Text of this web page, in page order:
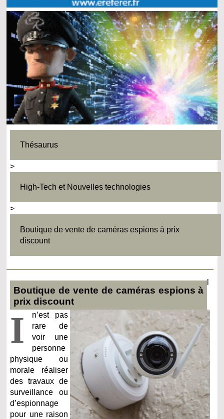
Thésaurus
>
High-Tech et Nouvelles technologies
>
Boutique de vente de caméras espions à prix
discount
Boutique de vente de caméras espions à
prix discount
I
n’est pas
rare de
voir une
personne
physique ou
morale réaliser
des travaux de
surveillance ou
d’espionnage
pour une raison